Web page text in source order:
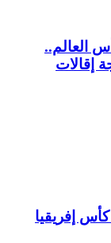
العالم..
إقالات
إفريقيا